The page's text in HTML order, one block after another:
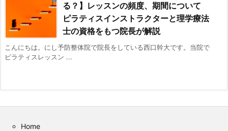
る？】レッスンの頻度、期間について
ピラティスインストラクターと理学療法
士の資格をもつ院長が解説
こんにちは。にし予防整体院で院長をしている西口幹大です。当院で
ピラティスレッスン ...
Home